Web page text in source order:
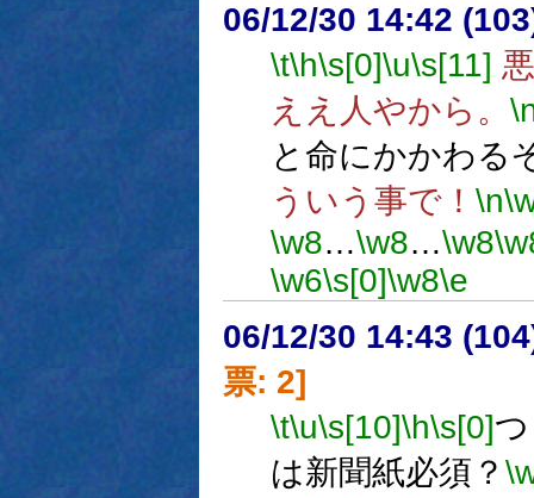
06/12/30 14:42
\t\h\s[0]\u\s[11]
ええ人やから。
と命にかかわる
ういう事で！ \n
\w8…\w8…\w8
\w6\s[0]\w8\e
06/12/30 14:43
票: 2]
\t\u\s[10]\h\s[0]
は新聞紙必須？